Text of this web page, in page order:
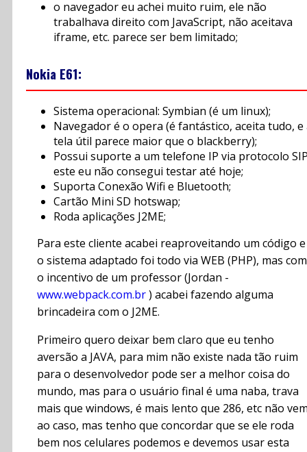
o navegador eu achei muito ruim, ele não
trabalhava direito com JavaScript, não aceitava
iframe, etc. parece ser bem limitado;
Nokia E61:
Sistema operacional: Symbian (é um linux);
Navegador é o opera (é fantástico, aceita tudo, e
tela útil parece maior que o blackberry);
Possui suporte a um telefone IP via protocolo
este eu não consegui testar até hoje;
Suporta Conexão Wifi e Bluetooth;
Cartão Mini SD hotswap;
Roda aplicações J2ME;
Para este cliente acabei reaproveitando um código e
o sistema adaptado foi todo via WEB (PHP), mas com
o incentivo de um professor (Jordan -
www.webpack.com.br) acabei fazendo alguma
brincadeira com o J2ME.
Primeiro quero deixar bem claro que eu tenho
aversão a JAVA, para mim não existe nada tão ruim
para o desenvolvedor pode ser a melhor coisa do
mundo, mas para o usuário final é uma naba, trava
mais que windows, é mais lento que 286, etc não
ao caso, mas tenho que concordar que se ele roda
bem nos celulares podemos e devemos usar esta